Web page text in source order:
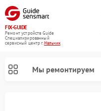
FIX-GUIDE
Ремонт устройств Guide
Специализированный
cервисный центр г.Нальчик
Мы ремонтируем